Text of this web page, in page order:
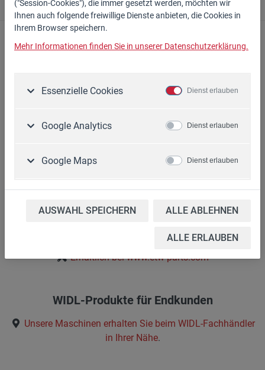
PDF erstellen
Cookie-Einstellungen
Original WIDL-Ersatzteile
Erhältlich bei www.etw-parts.com
WIDL-Produkte für Endkunden
Unsere Maschinen erhalten Sie beim WIDL-Fachhändler
in Ihrer Nähe.
("Session-Cookies"), die immer gesetzt werden, möchten wir
Ihnen auch folgende freiwillige Dienste anbieten, die Cookies in
Ihrem Browser speichern.
Mehr Informationen finden Sie in unserer Datenschutzerklärung.
Essenzielle Cookies Dienst erlauben
Google Analytics Dienst erlauben
Google Maps Dienst erlauben
AUSWAHL SPEICHERN ALLE ABLEHNEN
ALLE ERLAUBEN